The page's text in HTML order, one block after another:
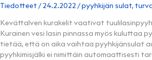
Tiedotteet /24.2.2022 /pyyhkijän sulat,
Kevättalven kurakelit vaativat
Kurainen vesi lasin pinnassa myös kuluttaa
tietää, että on aika vaihtaa pyyhkijänsulat
pyyhkimisjälki ei nimittäin automaattisesti